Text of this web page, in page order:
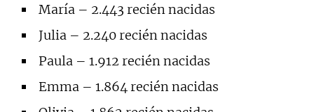
María – 2.443 recién nacidas
Julia – 2.240 recién nacidas
Paula – 1.912 recién nacidas
Emma – 1.864 recién nacidas